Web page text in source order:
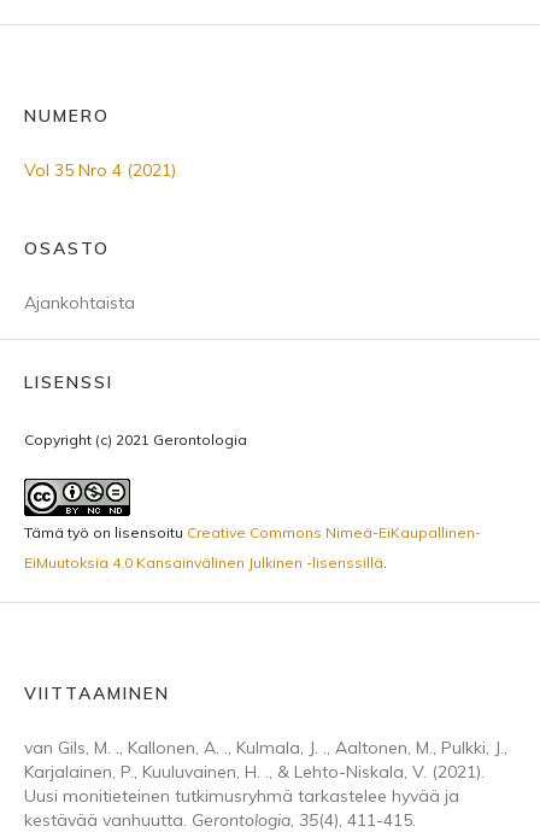
NUMERO
Vol 35 Nro 4 (2021)
OSASTO
Ajankohtaista
LISENSSI
Copyright (c) 2021 Gerontologia
Tämä työ on lisensoitu Creative Commons Nimeä-EiKaupallinen-
EiMuutoksia 4.0 Kansainvälinen Julkinen -lisenssillä.
VIITTAAMINEN
van Gils, M. ., Kallonen, A. ., Kulmala, J. ., Aaltonen, M., Pulkki, J.,
Karjalainen, P., Kuuluvainen, H. ., & Lehto-Niskala, V. (2021).
Uusi monitieteinen tutkimusryhmä tarkastelee hyvää ja
kestävää vanhuutta. Gerontologia, 35(4), 411-415.